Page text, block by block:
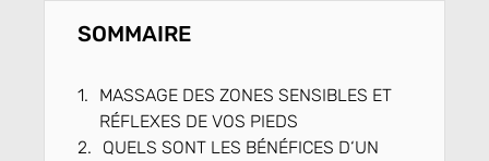
SOMMAIRE
MASSAGE DES ZONES SENSIBLES ET
RÉFLEXES DE VOS PIEDS
QUELS SONT LES BÉNÉFICES D‘UN